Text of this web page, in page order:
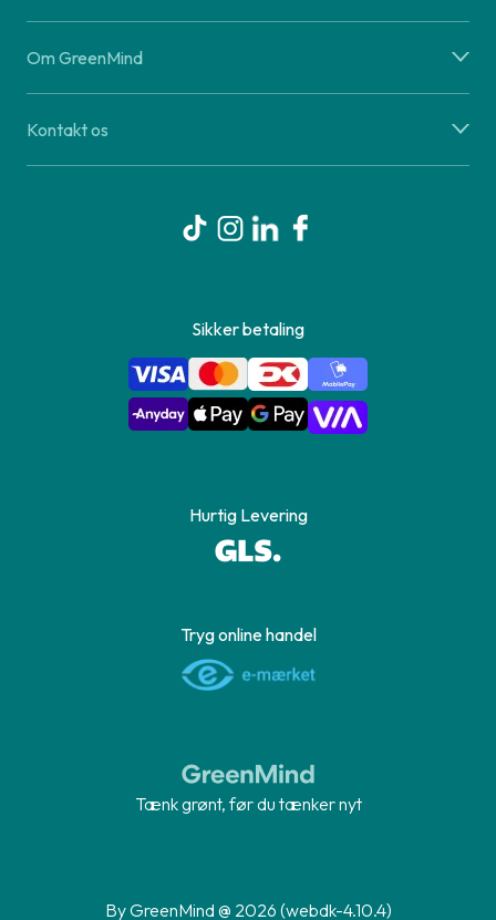
Om GreenMind
Kontakt os
Sikker betaling
Hurtig Levering
Tryg online handel
Tænk grønt, før du tænker nyt
By GreenMind @ 2026 (webdk-4.10.4)